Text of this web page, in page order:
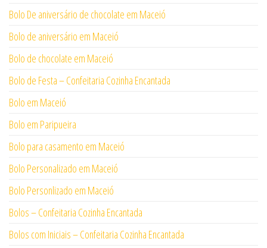
Bolo De aniversário de chocolate em Maceió
Bolo de aniversário em Maceió
Bolo de chocolate em Maceió
Bolo de Festa – Confeitaria Cozinha Encantada
Bolo em Maceió
Bolo em Paripueira
Bolo para casamento em Maceió
Bolo Personalizado em Maceió
Bolo Personlizado em Maceió
Bolos – Confeitaria Cozinha Encantada
Bolos com Iniciais – Confeitaria Cozinha Encantada